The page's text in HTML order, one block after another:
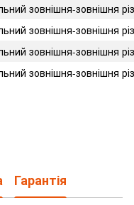
зовнішня-зовнішня
зовнішня-зовнішня
зовнішня-зовнішня
зовнішня-зовнішня
Гарантія